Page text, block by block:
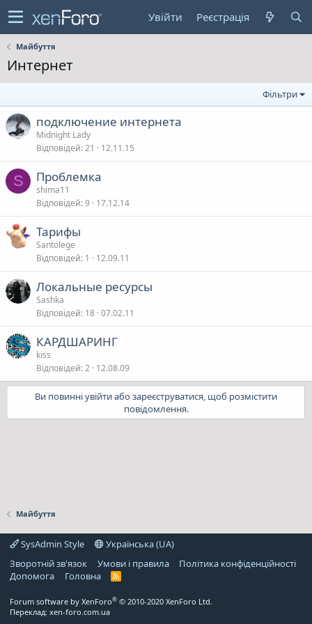
Увійти Реєстрація
Майбуття
Интернет
Фільтри
подключение интернета
Midnight Lady
Відповідей 21 12.11.15
S Проблемка
shima11
Відповідей 9 17.12.14
Тарифы
Santolege
Відповідей 1 12.09.11
Локальные ресурсы
Sashka
Відповідей 18 07.02.11
КАРДШАРИНГ
kiss
Відповідей 2 12.08.09
Ви повинні увійти або зареєструватися, щоб розмістити
повідомлення.
Майбуття
SysAdmin Style
Українська (UA)
Зворотній зв'язок
Умови і правила
Політика конфіденційності
Дoпoмoга
Головна
R
Forum software by XenForo® © 2010-2020 XenForo Ltd.
Переклад: xen-foro.com.ua